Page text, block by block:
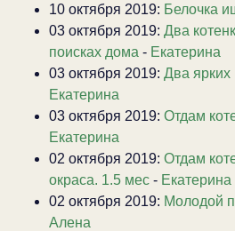
10 октября 2019: Белочка
03 октября 2019: Два
поисках дома - Екатерина
03 октября 2019: Два ярких
Екатерина
03 октября 2019: Отдам
Екатерина
02 октября 2019: Отдам
окраса. 1.5 мес - Екатерина
02 октября 2019: Молодой
Алена